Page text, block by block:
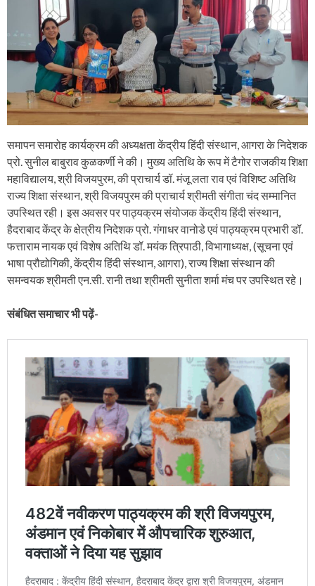
समापन समारोह कार्यक्रम की अध्यक्षता केंद्रीय हिंदी संस्थान, आगरा के निदेशक
प्रो. सुनील बाबुराव कुळकर्णी ने की। मुख्य अतिथि के रूप में टैगोर राजकीय शिक्षा
महाविद्यालय, श्री विजयपुरम, की प्राचार्य डॉ. मंजू लता राव एवं विशिष्ट अतिथि
राज्य शिक्षा संस्थान, श्री विजयपुरम की प्राचार्य श्रीमती संगीता चंद सम्मानित
उपस्थित रही। इस अवसर पर पाठ्यक्रम संयोजक केंद्रीय हिंदी संस्थान,
हैदराबाद केंद्र के क्षेत्रीय निदेशक प्रो. गंगाधर वानोडे एवं पाठ्यक्रम प्रभारी डॉ.
फत्ताराम नायक एवं विशेष अतिथि डॉ. मयंक त्रिपाठी, विभागाध्यक्ष, (सूचना एवं
भाषा प्रौद्योगिकी, केंद्रीय हिंदी संस्थान, आगरा), राज्य शिक्षा संस्थान की
समन्वयक श्रीमती एन.सी. रानी तथा श्रीमती सुनीता शर्मा मंच पर उपस्थित रहे।
संबंधित समाचार भी पढ़ें-